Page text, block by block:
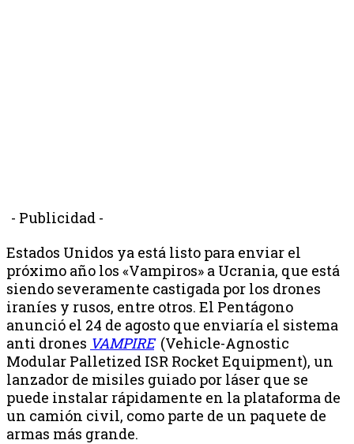
- Publicidad -
Estados Unidos ya está listo para enviar el
próximo año los «Vampiros» a Ucrania, que está
siendo severamente castigada por los drones
iraníes y rusos, entre otros. El Pentágono
anunció el 24 de agosto que enviaría el sistema
anti drones VAMPIRE(Vehicle-Agnostic
Modular Palletized ISR Rocket Equipment), un
lanzador de misiles guiado por láser que se
puede instalar rápidamente en la plataforma de
un camión civil, como parte de un paquete de
armas más grande.